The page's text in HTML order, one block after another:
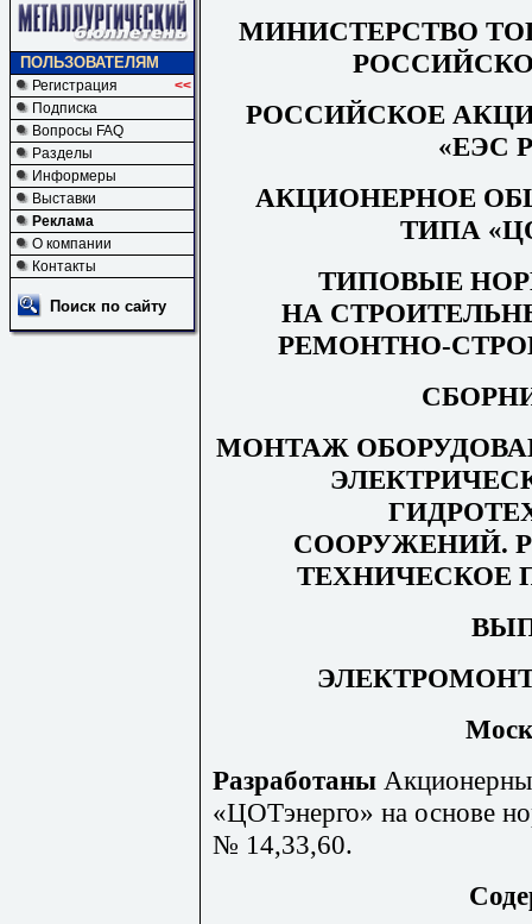
ПОЛЬЗОВАТЕЛЯМ
Регистрация
<<
Подписка
Вопросы FAQ
Разделы
Информеры
Выставки
Реклама
О компании
Контакты
Поиск по сайту
МИНИСТЕРСТВО
РОССИЙСКОЕ
«ЕЭС
АКЦИОНЕРНОЕ
ТИПА
ТИПОВЫЕ
НА
РЕМОНТНО-
МОНТАЖ
СООРУЖЕНИЙ.
ТЕХНИЧЕСКОЕ
Разработаны
«ЦОТэнерго» на основе
№ 14,33,60.